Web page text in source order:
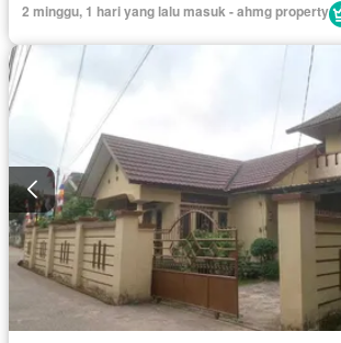
2 minggu, 1 hari yang lalu masuk - ahmg property